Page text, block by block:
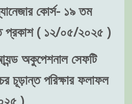
কোর্স- ১৯ তম
প্রকাশ ( ১২/০৫/২০২৫ )
অকুপেশনাল সেফটি
চূড়ান্ত পরিক্ষার ফলাফল
)